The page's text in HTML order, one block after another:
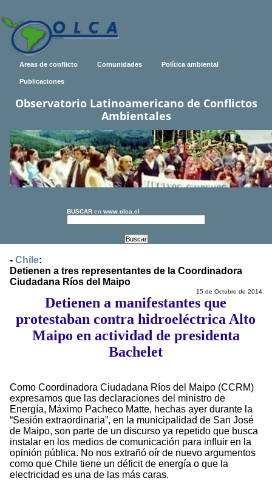
Areas de conflicto Comunidades Política ambiental
Publicaciones
Observatorio Latinoamericano de Conflictos
Ambientales
BUSCAR en www.olca.cl
- Chile:
Detienen a tres representantes de la Coordinadora
Ciudadana Ríos del Maipo
15 de Octubre de 2014
Detienen a manifestantes que
protestaban contra hidroeléctrica Alto
Maipo en actividad de presidenta
Bachelet
Como Coordinadora Ciudadana Ríos del Maipo (CCRM)
expresamos que las declaraciones del ministro de
Energía, Máximo Pacheco Matte, hechas ayer durante la
“Sesión extraordinaria”, en la municipalidad de San José
de Maipo, son parte de un discurso ya repetido que busca
instalar en los medios de comunicación para influir en la
opinión pública. No nos extrañó oír de nuevo argumentos
como que Chile tiene un déficit de energía o que la
electricidad es una de las más caras.